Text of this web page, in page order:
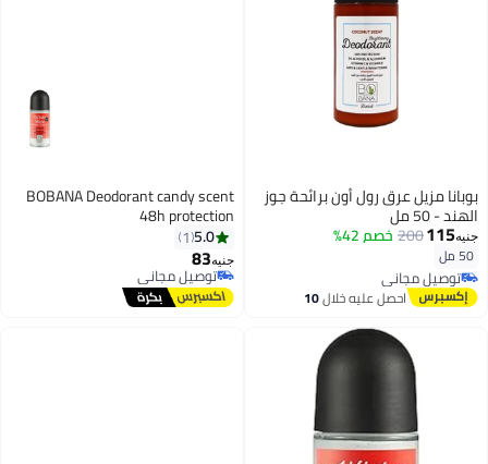
بوبانا مزيل عرق رول أون برائحة جوز
الهند - 50 مل
جنيه115
200خصم 42%
50 مل
توصيل مجاني
توصيل مجانياحصل عليه خلال10
BOBANA Deodorant candy scent
48h protection
5.0
1
جنيه83
توصيل مجاني
توصيل مجاني